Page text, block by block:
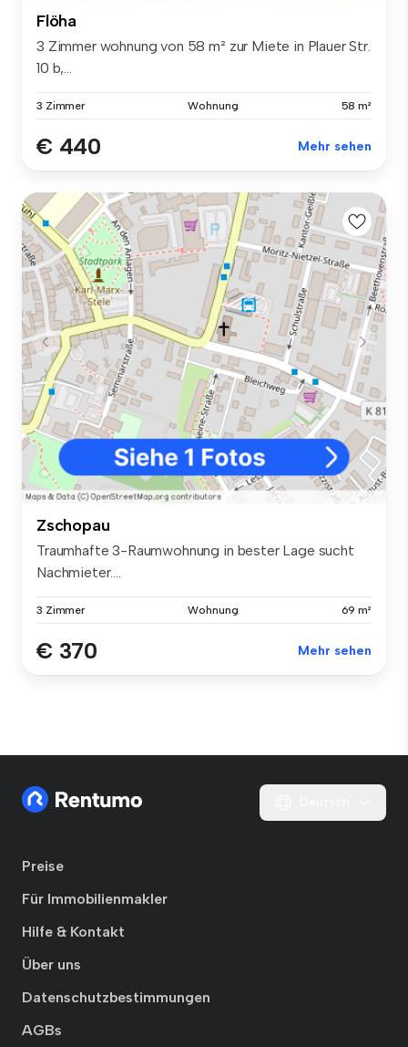
Flöha
3 Zimmer wohnung von 58 m² zur Miete in Plauer Str.
10 b,...
3 Zimmer Wohnung 58 m²
€ 440 Mehr sehen
Zschopau
Traumhafte 3-Raumwohnung in bester Lage sucht
Nachmieter....
3 Zimmer Wohnung 69 m²
€ 370 Mehr sehen
Preise
Für Immobilienmakler
Hilfe & Kontakt
Über uns
Datenschutzbestimmungen
AGBs